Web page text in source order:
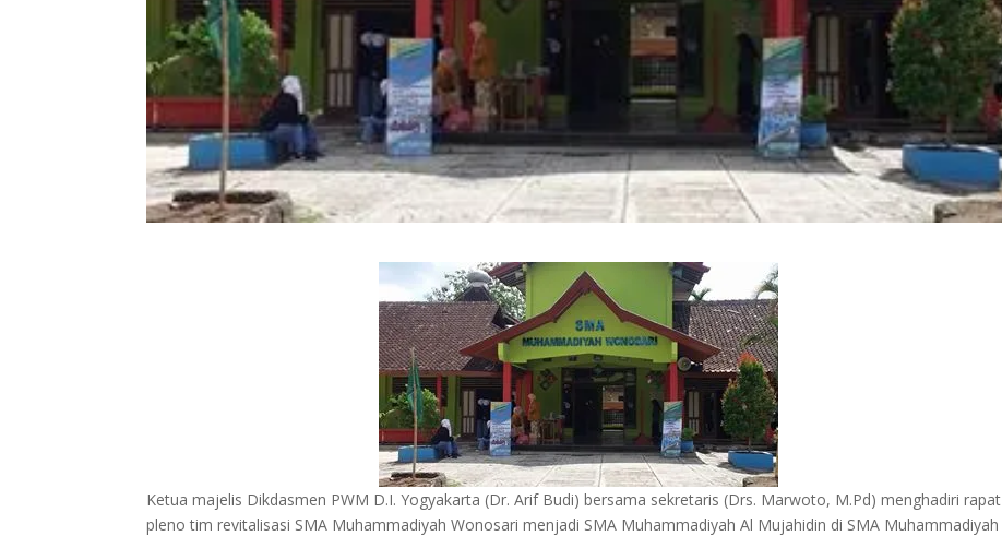
Ketua majelis Dikdasmen PWM D.I. Yogyakarta (Dr. Arif Budi) bersama sekretaris (Drs. Marwoto, M.Pd) menghadiri rapat
pleno tim revitalisasi SMA Muhammadiyah Wonosari menjadi SMA Muhammadiyah Al Mujahidin di SMA Muhammadiyah